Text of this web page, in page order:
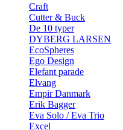
Craft
Cutter & Buck
De 10 typer
DYBERG LARSEN
EcoSpheres
Ego Design
Elefant parade
Elvang
Empir Danmark
Erik Bagger
Eva Solo / Eva Trio
Excel